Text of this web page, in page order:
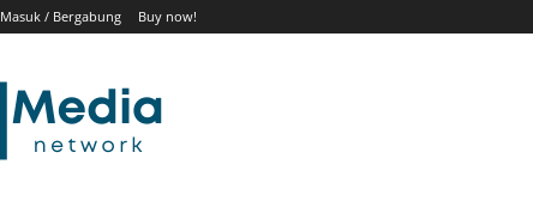
Masuk / Bergabung Buy now!